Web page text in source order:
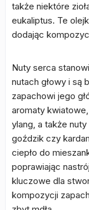
także niektóre
eukaliptus. Te
dodając
Nuty serca
nutach głowy i są
zapachowi jego
aromaty
ylang, a także
goździk czy
ciepło do
poprawiając
kluczowe dla
kompozycji